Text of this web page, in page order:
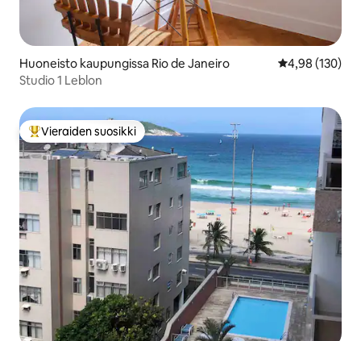
Huoneisto kaupungissa Rio de Janeiro
4,98 (130)
Studio 1 Leblon
Vieraiden suosikkien parhaimmistoa
Vieraiden suosikki